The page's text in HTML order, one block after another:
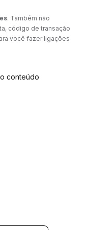
. Também não
código de transação
você fazer ligações
conteúdo